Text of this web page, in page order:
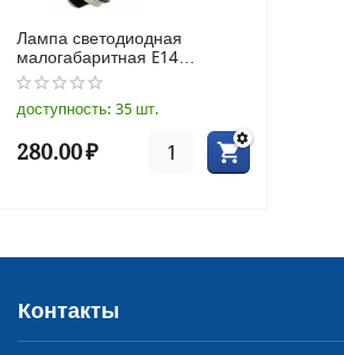
Лампа светодиодная
малогабаритная E14
16*48mm
доступность: 35 шт.
280.00₽
Контакты